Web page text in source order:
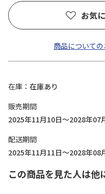
お気
商品について
在庫
在庫あり
販売期間
2025年11月10日～2028年07
配送期間
2025年11月11日～2028年08
この商品を見た人は他